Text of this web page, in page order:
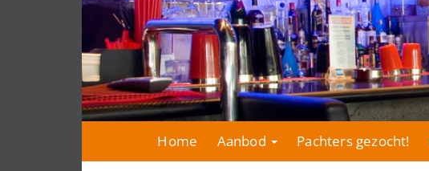
Home Aanbod Pachters gezocht!